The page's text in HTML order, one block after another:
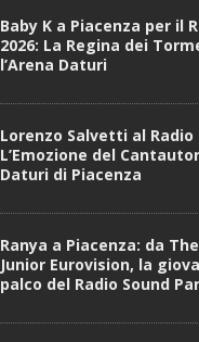
Baby K a Piacenza per il
2026: La Regina dei
l’Arena Daturi
Lorenzo Salvetti al Radio
L’Emozione del
Daturi di Piacenza
Ranya a Piacenza: da
Junior Eurovision, la
palco del Radio Sound